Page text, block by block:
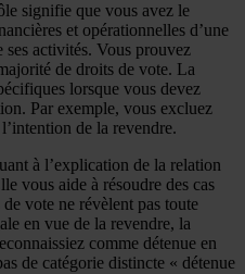
signifie que vous avez le
et opérationnelles d’une
ses activités. Vous prouvez
de droits de vote. La
lorsque vous devez
Par exemple, vous excluez
de la revendre.
à l’explication de la relation
vous aide à résoudre des cas
vote ne révèlent pas toute
en vue de la revendre, la
comme détenue en
de catégorie distincte « détenue